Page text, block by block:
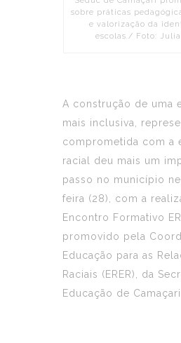
sobre práticas
e valorização da
escolas./ Foto:
A construção de uma
mais inclusiva,
comprometida com a
racial deu mais um
passo no município
feira (28), com a
Encontro Formativo
promovido pela
Educação para as
Raciais (ERER), da
Educação de Camaçari